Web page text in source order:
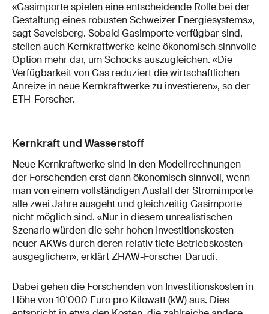
«Gasimporte spielen eine entscheidende Rolle bei der
Gestaltung eines robusten Schweizer Energiesystems»,
sagt Savelsberg. Sobald Gasimporte verfügbar sind,
stellen auch Kernkraftwerke keine ökonomisch sinnvolle
Option mehr dar, um Schocks auszugleichen. «Die
Verfügbarkeit von Gas reduziert die wirtschaftlichen
Anreize in neue Kernkraftwerke zu investieren», so der
ETH-Forscher.
Kernkraft und Wasserstoff
Neue Kernkraftwerke sind in den Modellrechnungen
der Forschenden erst dann ökonomisch sinnvoll, wenn
man von einem vollständigen Ausfall der Stromimporte
alle zwei Jahre ausgeht und gleichzeitig Gasimporte
nicht möglich sind. «Nur in diesem unrealistischen
Szenario würden die sehr hohen Investitionskosten
neuer AKWs durch deren relativ tiefe Betriebskosten
ausgeglichen», erklärt ZHAW-Forscher Darudi.
Dabei gehen die Forschenden von Investitionskosten in
Höhe von 10'000 Euro pro Kilowatt (kW) aus. Dies